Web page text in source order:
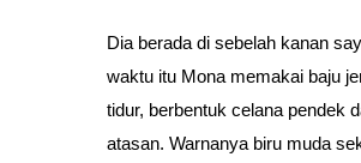
Dia berada di sebelah kanan
waktu itu Mona memakai baju
tidur, berbentuk celana pendek
atasan. Warnanya biru muda